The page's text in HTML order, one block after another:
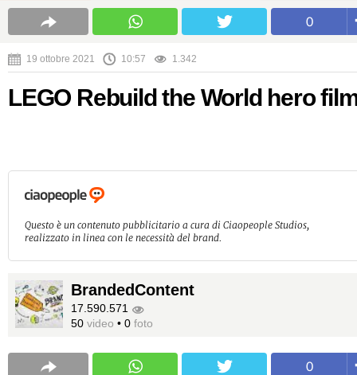
0
19 ottobre 2021 10:57 1.342
LEGO Rebuild the World hero
Questo è un contenuto pubblicitario a cura di Ciaopeople Studios,
realizzato in linea con le necessità del brand.
BrandedContent
17.590.571
50 video • 0 foto
0